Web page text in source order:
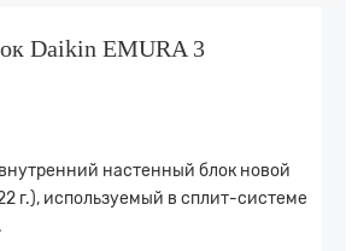
Daikin EMURA 3
настенный блок новой
г.), используемый в сплит-системе